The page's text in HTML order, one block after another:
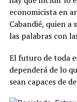
economicista en
Cabandié, quien
las palabras con
El futuro de toda
dependerá de lo
sean capaces de